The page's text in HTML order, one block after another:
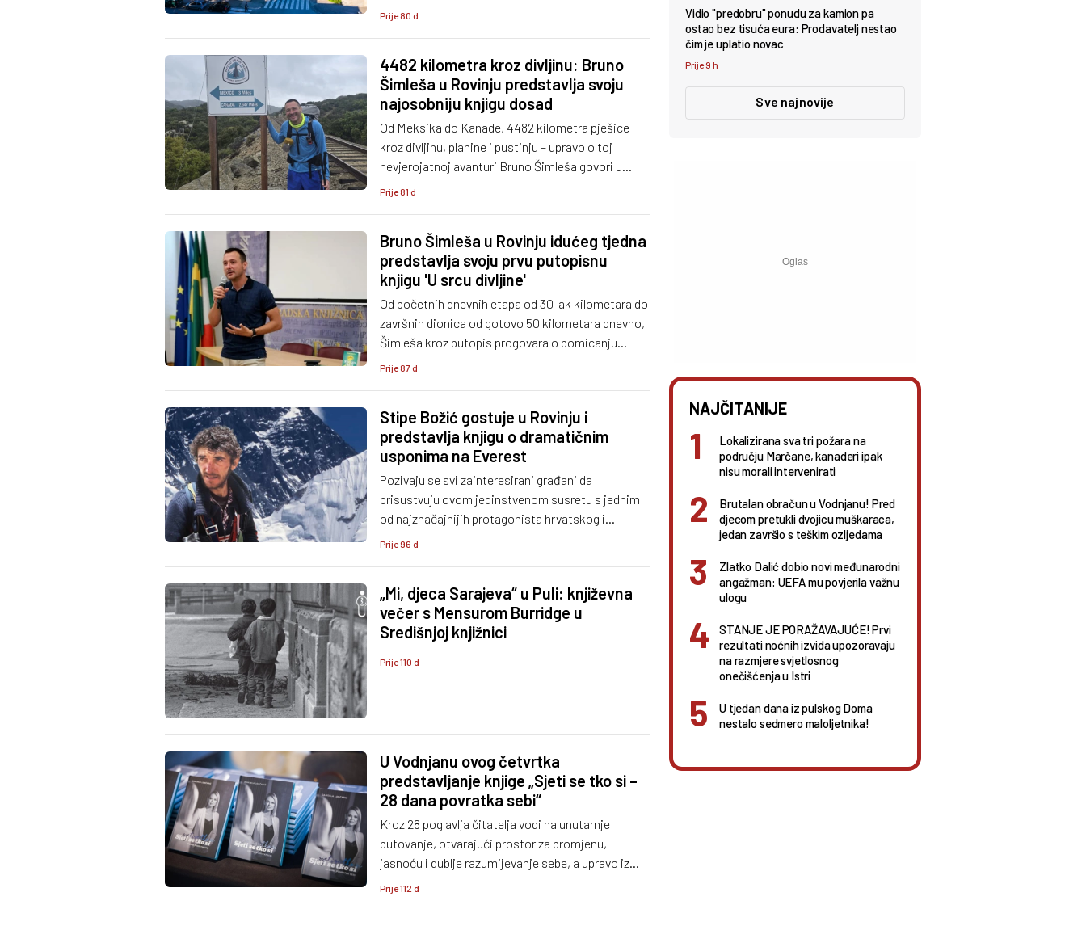
primijenjenu psihologiju i učila slikarstvo.
Prije 80 d
4482 kilometra kroz divljinu: Bruno
Šimleša u Rovinju predstavlja svoju
najosobniju knjigu dosad
Od Meksika do Kanade, 4482 kilometra pješice
kroz divljinu, planine i pustinju – upravo o toj
nevjerojatnoj avanturi Bruno Šimleša govori u
svojoj novoj knjizi „U srcu divljine“, koju će
Prije 81 d
Bruno Šimleša u Rovinju idućeg tjedna
predstavlja svoju prvu putopisnu
knjigu 'U srcu divljine'
Od početnih dnevnih etapa od 30-ak kilometara do
završnih dionica od gotovo 50 kilometara dnevno,
Šimleša kroz putopis progovara o pomicanju
vlastitih granica, hrabrosti i važnosti ostvarivanja
Prije 87 d
Stipe Božić gostuje u Rovinju i
predstavlja knjigu o dramatičnim
usponima na Everest
Pozivaju se svi zainteresirani građani da
prisustvuju ovom jedinstvenom susretu s jednim
od najznačajnijih protagonista hrvatskog i
svjetskog alpinizma.
Prije 96 d
„Mi, djeca Sarajeva“ u Puli: književna
večer s Mensurom Burridge u
Središnjoj knjižnici
Prije 110 d
U Vodnjanu ovog četvrtka
predstavljanje knjige „Sjeti se tko si –
28 dana povratka sebi“
Kroz 28 poglavlja čitatelja vodi na unutarnje
putovanje, otvarajući prostor za promjenu,
jasnoću i dublje razumijevanje sebe, a upravo iz
tog iskustva nastao je i projekt „Hodajmo za one
Prije 112 d
Vidio "predobru" ponudu za kamion pa
ostao bez tisuća eura: Prodavatelj nestao
čim je uplatio novac
Prije 9 h
Sve najnovije
NAJČITANIJE
Lokalizirana sva tri požara na
području Marčane, kanaderi ipak
nisu morali intervenirati
Brutalan obračun u Vodnjanu! Pred
djecom pretukli dvojicu muškaraca,
jedan završio s teškim ozljedama
Zlatko Dalić dobio novi međunarodni
angažman: UEFA mu povjerila važnu
ulogu
STANJE JE PORAŽAVAJUĆE! Prvi
rezultati noćnih izvida upozoravaju
na razmjere svjetlosnog
onečišćenja u Istri
U tjedan dana iz pulskog Doma
nestalo sedmero maloljetnika!